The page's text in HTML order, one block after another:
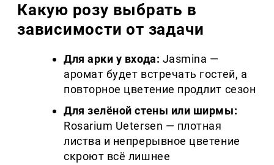
Какую розу выбрать в
зависимости от задачи
Для арки у входа: Jasmina —
аромат будет встречать гостей, а
повторное цветение продлит сезон
Для зелёной стены или ширмы:
Rosarium Uetersen — плотная
листва и непрерывное цветение
скроют всё лишнее